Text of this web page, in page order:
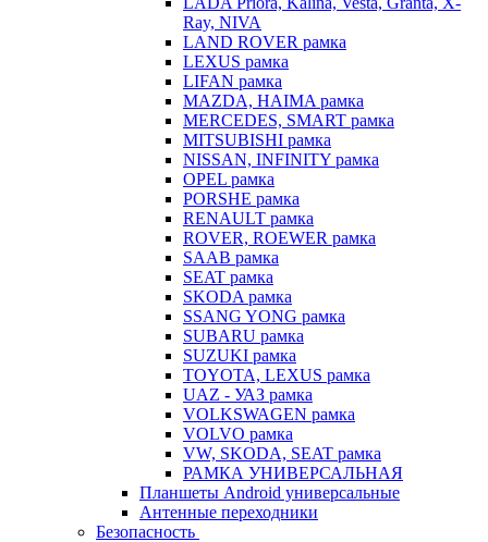
Ray, NIVA
LAND ROVER рамка
LEXUS рамка
LIFAN рамка
MAZDA, HAIMA рамка
MERCEDES, SMART рамка
MITSUBISHI рамка
NISSAN, INFINITY рамка
OPEL рамка
PORSHE рамка
RENAULT рамка
ROVER, ROEWER рамка
SAAB рамка
SEAT рамка
SKODA рамка
SSANG YONG рамка
SUBARU рамка
SUZUKI рамка
TOYOTA, LEXUS рамка
UAZ - УАЗ рамка
VOLKSWAGEN рамка
VOLVO рамка
VW, SKODA, SEAT рамка
РАМКА УНИВЕРСАЛЬНАЯ
Планшеты Android универсальные
Антенные переходники
Безопасность